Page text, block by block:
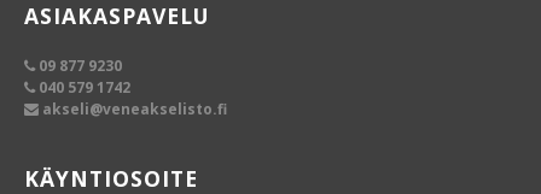
ASIAKASPAVELU
09 877 9230
040 579 1742
akseli@veneakselisto.fi
KÄYNTIOSOITE